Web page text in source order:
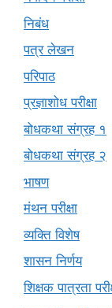
निबंध
पत्र लेखन
परिपाठ
प्रज्ञाशोध परीक्षा
बोधकथा संग्रह १
बोधकथा संग्रह २
भाषण
मंथन परीक्षा
व्यक्ति विशेष
शासन निर्णय
शिक्षक पात्रता